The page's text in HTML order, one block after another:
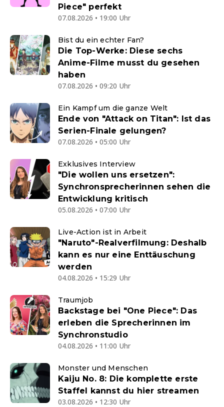
Piece" perfekt
07.08.2026 • 19:00 Uhr
Bist du ein echter Fan?
Die Top-Werke: Diese sechs
Anime-Filme musst du gesehen
haben
07.08.2026 • 09:20 Uhr
Ein Kampf um die ganze Welt
Ende von "Attack on Titan": Ist das
Serien-Finale gelungen?
07.08.2026 • 05:00 Uhr
Exklusives Interview
"Die wollen uns ersetzen":
Synchronsprecherinnen sehen die
Entwicklung kritisch
05.08.2026 • 07:00 Uhr
Live-Action ist in Arbeit
"Naruto"-Realverfilmung: Deshalb
kann es nur eine Enttäuschung
werden
04.08.2026 • 15:29 Uhr
Traumjob
Backstage bei "One Piece": Das
erleben die Sprecherinnen im
Synchronstudio
04.08.2026 • 11:00 Uhr
Monster und Menschen
Kaiju No. 8: Die komplette erste
Staffel kannst du hier streamen
03.08.2026 • 12:30 Uhr